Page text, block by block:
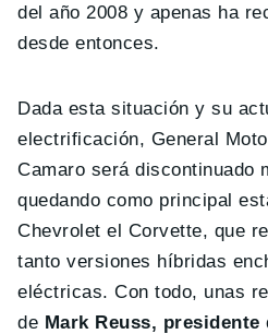
del año 2008 y apenas ha
desde entonces.
Dada esta situación y su
electrificación, General
Camaro será discontinuado
quedando como principal
Chevrolet el Corvette, que
tanto versiones híbridas
eléctricas. Con todo, unas
de Mark Reuss, presidente